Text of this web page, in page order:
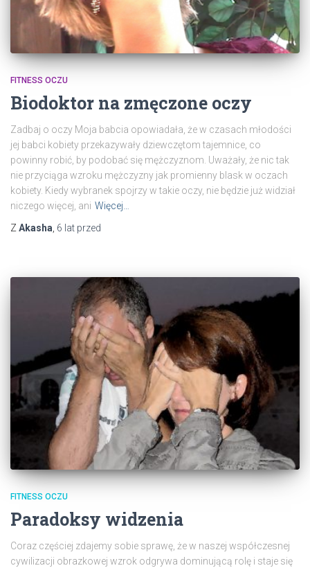
FITNESS OCZU
Biodoktor na zmęczone oczy
Zadbaj o oczy Moja babcia opowiadała, że w czasach młodości
jej babci kobiety przekazywały dziewczętom tajemnice, co
powinny robić, by podobać się mężczyznom. Uważały, że nic tak
nie przyciąga wzroku mężczyzny jak promienny blask w oczach
kobiety. Kiedy wybranek spojrzy w takie oczy, nie będzie już widział
niczego więcej, ani Więcej…
Z Akasha 6 lat przed
FITNESS OCZU
Paradoksy widzenia
Coraz częściej zdajemy sobie sprawę, że w naszej współczesnej
cywilizacji obrazkowej wzrok odgrywa dominującą rolę i staje się